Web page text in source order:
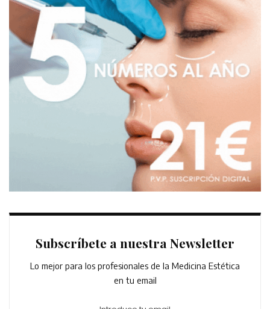
Subscríbete a nuestra Newsletter
Lo mejor para los profesionales de la Medicina Estética
en tu email